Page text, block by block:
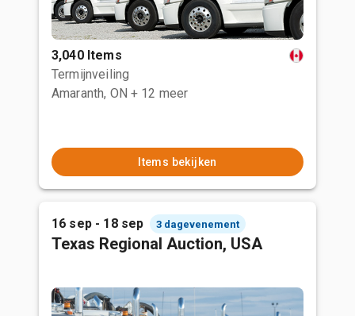
3,040 Items
Termijnveiling
Amaranth, ON + 12 meer
Items bekijken
16 sep - 18 sep 3 dagevenement
Texas Regional Auction, USA